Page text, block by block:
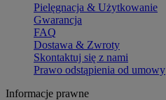
Pielęgnacja & Użytkowanie
Gwarancja
FAQ
Dostawa & Zwroty
Skontaktuj się z nami
Prawo odstąpienia od umowy
Informacje prawne